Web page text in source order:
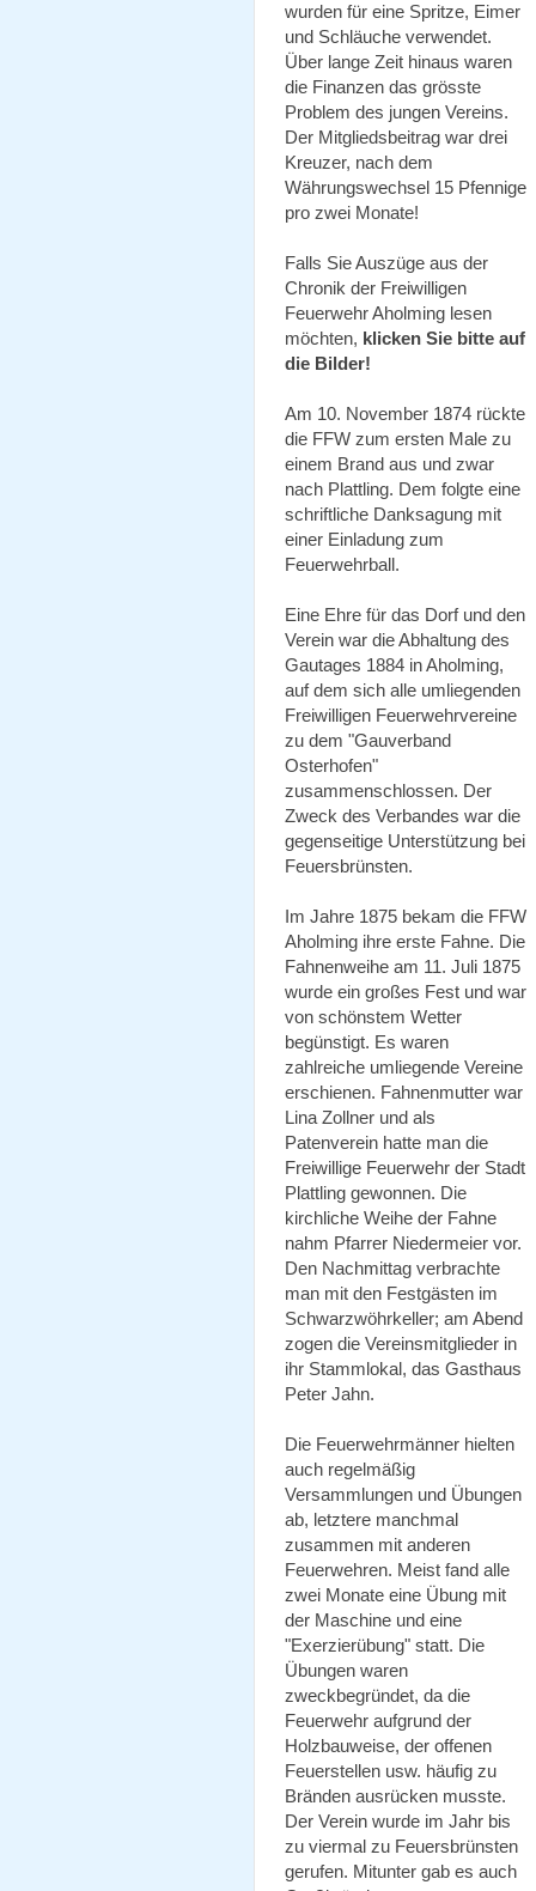
wurden für eine Spritze, Eimer
und Schläuche verwendet.
Über lange Zeit hinaus waren
die Finanzen das grösste
Problem des jungen Vereins.
Der Mitgliedsbeitrag war drei
Kreuzer, nach dem
Währungswechsel 15 Pfennige
pro zwei Monate!
Falls Sie Auszüge aus der
Chronik der Freiwilligen
Feuerwehr Aholming lesen
möchten, klicken Sie bitte auf
die Bilder!
Am 10. November 1874 rückte
die FFW zum ersten Male zu
einem Brand aus und zwar
nach Plattling. Dem folgte eine
schriftliche Danksagung mit
einer Einladung zum
Feuerwehrball.
Eine Ehre für das Dorf und den
Verein war die Abhaltung des
Gautages 1884 in Aholming,
auf dem sich alle umliegenden
Freiwilligen Feuerwehrvereine
zu dem "Gauverband
Osterhofen"
zusammenschlossen. Der
Zweck des Verbandes war die
gegenseitige Unterstützung bei
Feuersbrünsten.
Im Jahre 1875 bekam die FFW
Aholming ihre erste Fahne. Die
Fahnenweihe am 11. Juli 1875
wurde ein großes Fest und war
von schönstem Wetter
begünstigt. Es waren
zahlreiche umliegende Vereine
erschienen. Fahnenmutter war
Lina Zollner und als
Patenverein hatte man die
Freiwillige Feuerwehr der Stadt
Plattling gewonnen. Die
kirchliche Weihe der Fahne
nahm Pfarrer Niedermeier vor.
Den Nachmittag verbrachte
man mit den Festgästen im
Schwarzwöhrkeller; am Abend
zogen die Vereinsmitglieder in
ihr Stammlokal, das Gasthaus
Peter Jahn.
Die Feuerwehrmänner hielten
auch regelmäßig
Versammlungen und Übungen
ab, letztere manchmal
zusammen mit anderen
Feuerwehren. Meist fand alle
zwei Monate eine Übung mit
der Maschine und eine
"Exerzierübung" statt. Die
Übungen waren
zweckbegründet, da die
Feuerwehr aufgrund der
Holzbauweise, der offenen
Feuerstellen usw. häufig zu
Bränden ausrücken musste.
Der Verein wurde im Jahr bis
zu viermal zu Feuersbrünsten
gerufen. Mitunter gab es auch